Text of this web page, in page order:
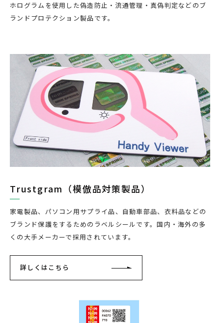
ホログラムを使用した偽造防止・流通管理・真偽判定などのブ
ランドプロテクション製品です。
Trustgram（模倣品対策製品）
家電製品、パソコン用サプライ品、自動車部品、衣料品などの
ブランド保護をするためのラベルシールです。国内・海外の多
くの大手メーカーで採用されています。
詳しくはこちら